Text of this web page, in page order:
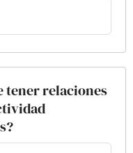
tener relaciones